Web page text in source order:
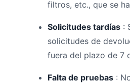
filtros, etc., que se
Solicitudes tardías :
solicitudes de
fuera del plazo de 7
Falta de pruebas :